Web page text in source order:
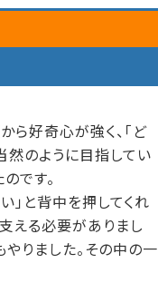
好奇心が強く、「ど
然のように目指してい
です。
」と背中を押してくれ
える必要がありまし
りました。その中の一